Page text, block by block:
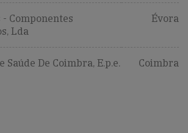
Componentes
Lda
Évora
Saúde De Coimbra, E.p.e. Coimbra